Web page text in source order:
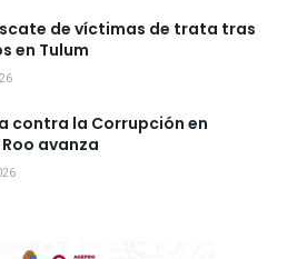
de víctimas de trata tras
en Tulum
contra la Corrupción en
avanza